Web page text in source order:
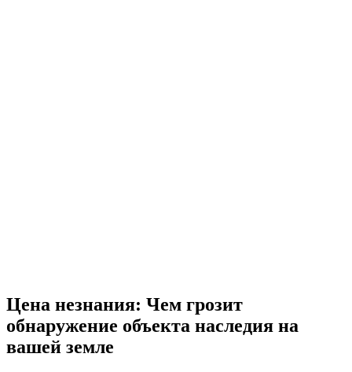
Цена незнания: Чем грозит
обнаружение объекта наследия на
вашей земле